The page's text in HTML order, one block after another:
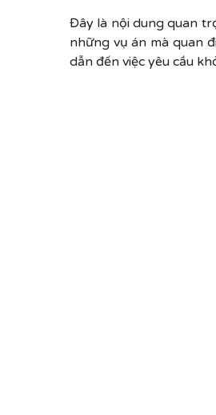
Đây là nội dung quan
những vụ án mà quan
dẫn đến việc yêu cầu